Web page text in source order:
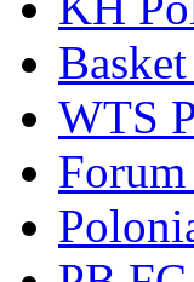
WTS